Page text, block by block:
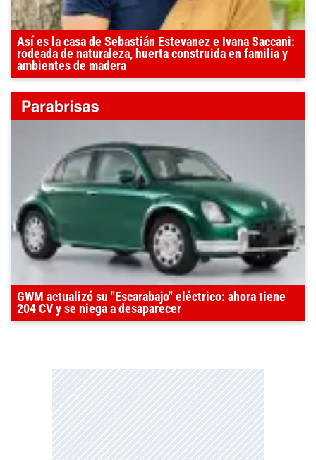
Así es la casa de Sebastián Estevanez e Ivana Saccani:
rodeada de naturaleza, huerta construida en familia y
ambientes de madera
GWM actualizó su "Escarabajo" eléctrico: ahora tiene
204 CV y se niega a desaparecer